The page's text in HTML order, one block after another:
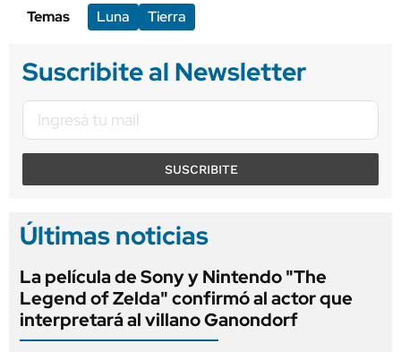
Temas
Luna Tierra
Suscribite al Newsletter
SUSCRIBITE
Últimas noticias
La película de Sony y Nintendo "The
Legend of Zelda" confirmó al actor que
interpretará al villano Ganondorf